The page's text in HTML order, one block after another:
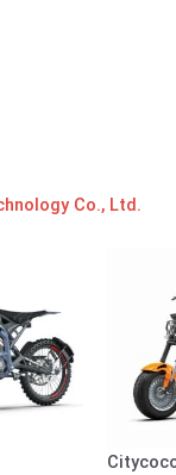
Co., Ltd.